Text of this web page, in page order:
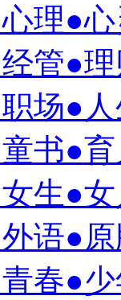
理●
管●
场●
书●
生●
语●
春●